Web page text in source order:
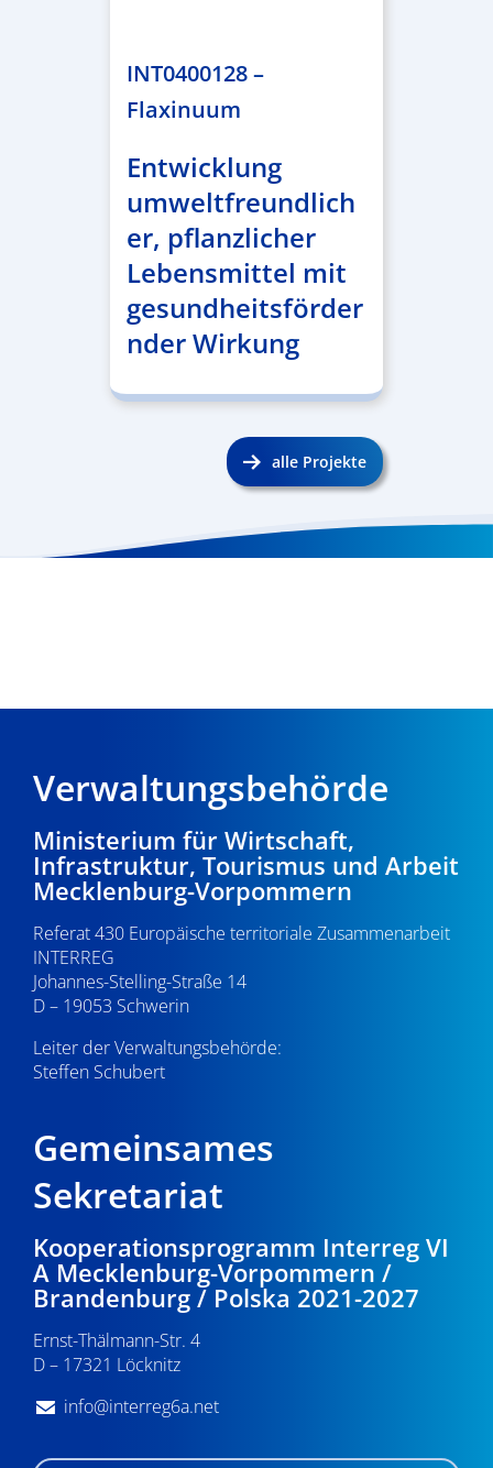
INT0400128 –
Flaxinuum
Entwicklung
umweltfreundlich
er, pflanzlicher
Lebensmittel mit
gesundheitsförder
nder Wirkung
alle Projekte
Verwaltungsbehörde
Ministerium für Wirtschaft,
Infrastruktur, Tourismus und Arbeit
Mecklenburg-Vorpommern
Referat 430 Europäische territoriale Zusammenarbeit
INTERREG
Johannes-Stelling-Straße 14
D – 19053 Schwerin
Leiter der Verwaltungsbehörde:
Steffen Schubert
Gemeinsames
Sekretariat
Kooperationsprogramm Interreg VI
A Mecklenburg-Vorpommern /
Brandenburg / Polska 2021-2027
Ernst-Thälmann-Str. 4
D – 17321 Löcknitz
info@interreg6a.net